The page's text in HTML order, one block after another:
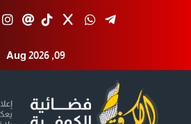
Aug 2026 ,09